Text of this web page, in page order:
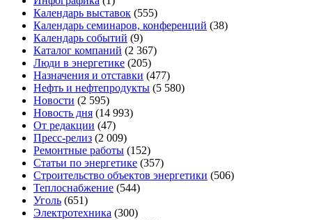
Календарь выставок (555)
Календарь семинаров, конференций (38)
Календарь событий (9)
Каталог компаний (2 367)
Люди в энергетике (205)
Назначения и отставки (477)
Нефть и нефтепродукты (5 580)
Новости (2 595)
Новость дня (14 993)
От редакции (47)
Пресс-релиз (2 009)
Ремонтные работы (152)
Статьи по энергетике (357)
Строительство объектов энергетики (506)
Теплоснабжение (544)
Уголь (651)
Электротехника (300)